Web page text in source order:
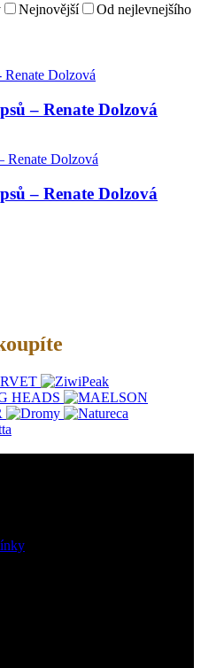
Nejnovější
Od nejlevnejšího
– Renate Dolzová
– Renate Dolzová